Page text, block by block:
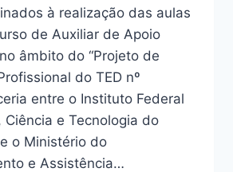
à realização das aulas
de Auxiliar de Apoio
âmbito do “Projeto de
do TED nº
entre o Instituto Federal
Ciência e Tecnologia do
o Ministério do
e Assistência…